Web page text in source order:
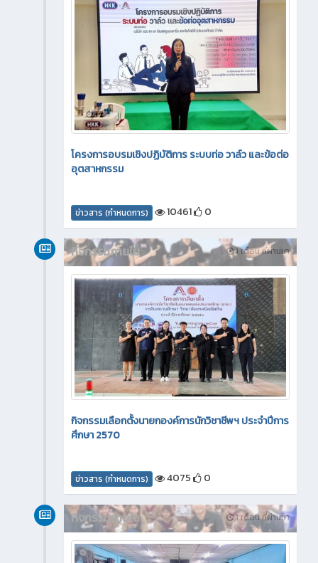
โครงการอบรมเชิงปฏิบัติการ ระบบท่อ วาล์ว และข้อต่อ
อุตสาหกรรม
ข่าวสาร (กำหนดการ) 10461 0
1 เดือน ที่ผ่านมา
กิจกรรมภายใน
กิจกรรมเลือกตั้งนายกองค์การนักวิชาชีพฯ ประจำปีการ
ศึกษา 2570
ข่าวสาร (กำหนดการ) 4075 0
1 เดือน ที่ผ่านมา
กิจกรรมภายใน